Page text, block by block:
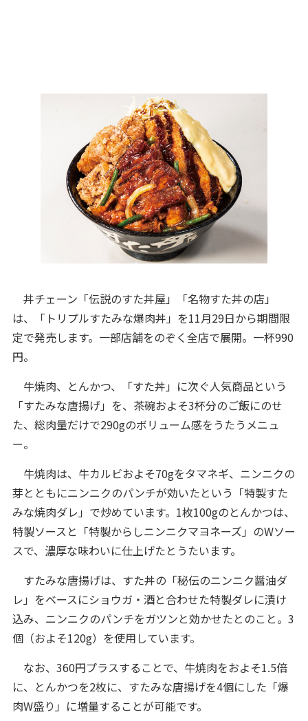
丼チェーン「伝説のすた丼屋」「名物すた丼の店」
は、「トリプルすたみな爆肉丼」を11月29日から期間限
定で発売します。一部店舗をのぞく全店で展開。一杯990
円。
牛焼肉、とんかつ、「すた丼」に次ぐ人気商品という
「すたみな唐揚げ」を、茶碗およそ3杯分のご飯にのせ
た、総肉量だけで290gのボリューム感をうたうメニュ
ー。
牛焼肉は、牛カルビおよそ70gをタマネギ、ニンニクの
芽とともにニンニクのパンチが効いたという「特製すた
みな焼肉ダレ」で炒めています。1枚100gのとんかつは、
特製ソースと「特製からしニンニクマヨネーズ」のWソー
スで、濃厚な味わいに仕上げたとうたいます。
すたみな唐揚げは、すた丼の「秘伝のニンニク醤油ダ
レ」をベースにショウガ・酒と合わせた特製ダレに漬け
込み、ニンニクのパンチをガツンと効かせたとのこと。3
個（およそ120g）を使用しています。
なお、360円プラスすることで、牛焼肉をおよそ1.5倍
に、とんかつを2枚に、すたみな唐揚げを4個にした「爆
肉W盛り」に増量することが可能です。